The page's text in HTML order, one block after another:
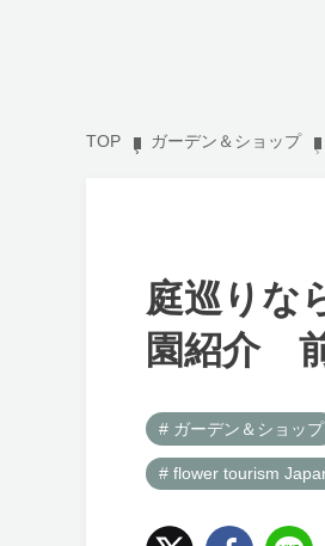
TOP ガーデン＆ショップ
庭巡りな
園紹介
# ガーデン＆ショップ
# flower tourism